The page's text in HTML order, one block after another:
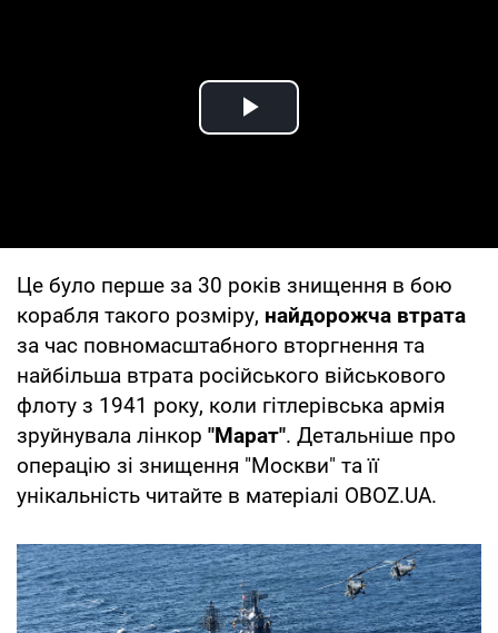
Play Video
Це було перше за 30 років знищення в бою
корабля такого розміру, найдорожча втрата
за час повномасштабного вторгнення та
найбільша втрата російського військового
флоту з 1941 року, коли гітлерівська армія
зруйнувала лінкор "Марат". Детальніше про
операцію зі знищення "Москви" та її
унікальність читайте в матеріалі OBOZ.UA.